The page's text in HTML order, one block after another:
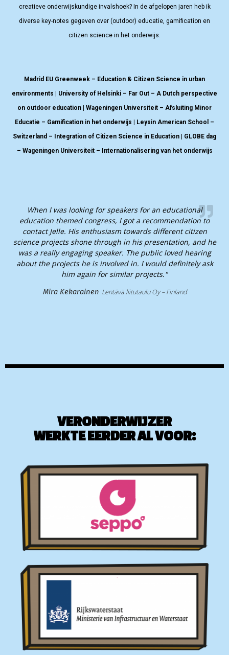
creatieve onderwijskundige invalshoek? In de afgelopen jaren heb ik
diverse key-notes gegeven over (outdoor) educatie, gamification en
citizen science in het onderwijs.
Madrid EU Greenweek – Education & Citizen Science in urban
environments | University of Helsinki – Far Out – A Dutch perspective
on outdoor education | Wageningen Universiteit – Afsluiting Minor
Educatie – Gamification in het onderwijs | Leysin American School –
Switzerland – Integration of Citizen Science in Education | GLOBE dag
– Wageningen Universiteit – Internationalisering van het onderwijs
When I was looking for speakers for an educational
education themed congress, I got a recommendation to
contact Jelle. His enthusiasm towards different citizen
science projects shone through in his presentation, and he
was a really engaging speaker. The public loved hearing
about the projects he is involved in. I would definitely ask
him again for similar projects."
Mira Kekarainen Lentävä liitutaulu Oy – Finland
VERONDERWIJZER
WERKTE EERDER AL VOOR: